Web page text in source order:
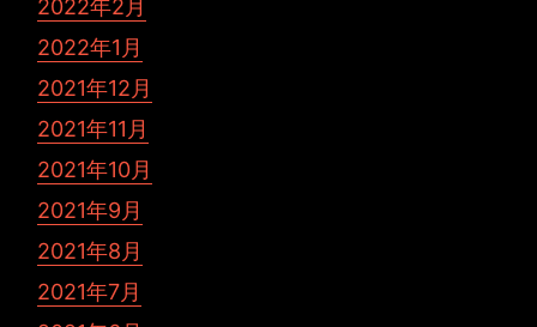
2022年2月
2022年1月
2021年12月
2021年11月
2021年10月
2021年9月
2021年8月
2021年7月